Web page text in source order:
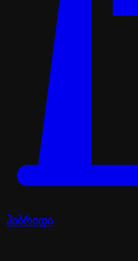
ჰიბრიდი